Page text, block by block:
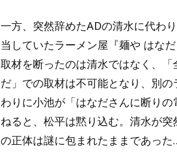
一方、突然辞めたADの清水に代わ
当していたラーメン屋『麺や はな
取材を断ったのは清水ではなく、
だ」での取材は不可能となり、別
わりに小池が「はなださんに断り
ねると、松平は黙り込む。清水が
の正体は謎に包まれたままであった…